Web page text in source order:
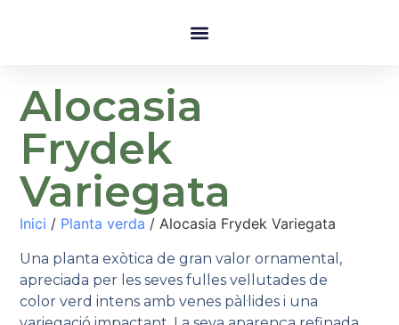
Alocasia
Frydek
Variegata
Inici / Planta verda / Alocasia Frydek Variegata
Una planta exòtica de gran valor ornamental,
apreciada per les seves fulles vellutades de
color verd intens amb venes pàl·lides i una